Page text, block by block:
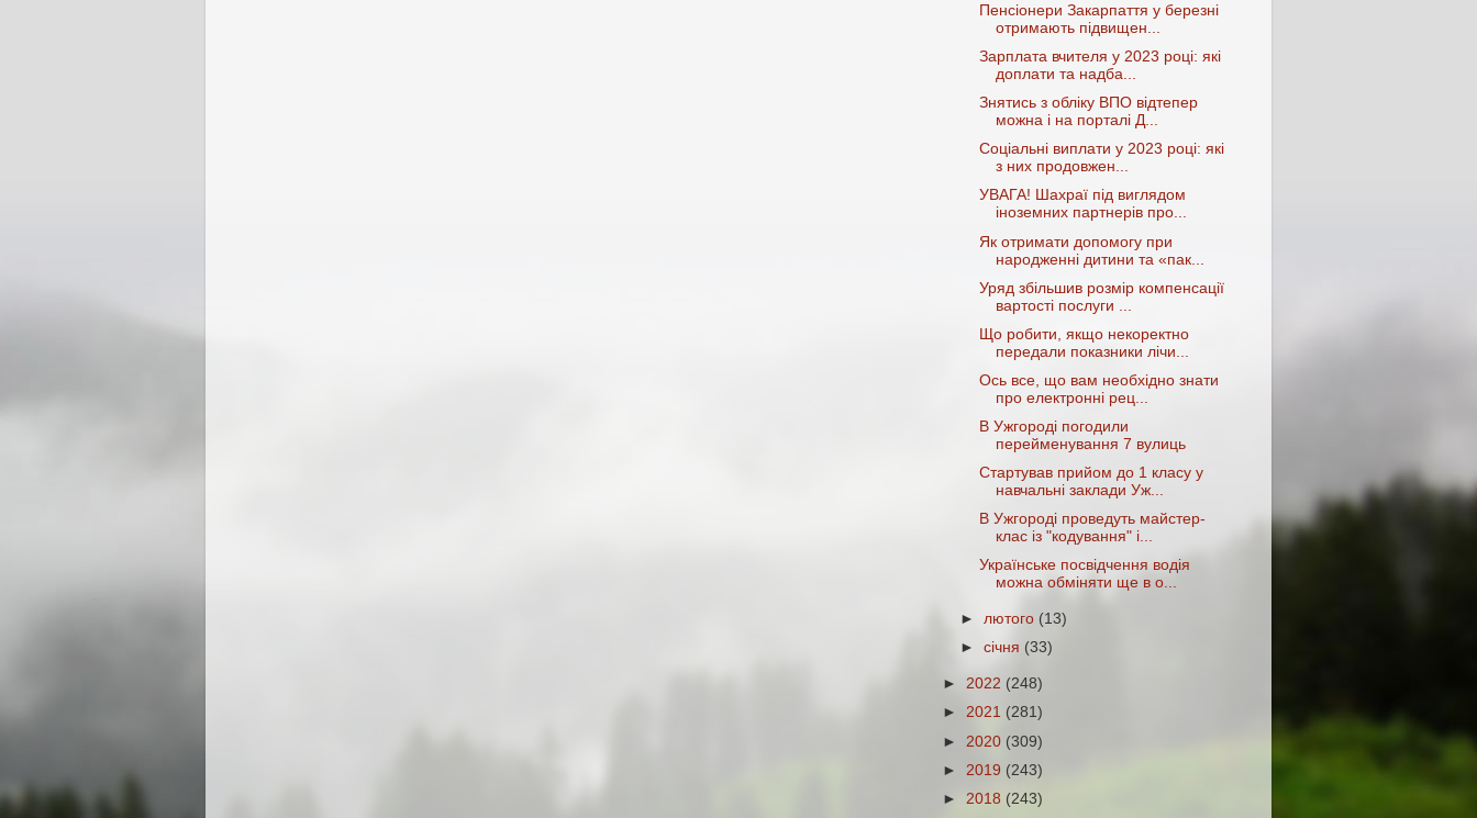
Пенсіонери Закарпаття у березні
отримають підвищен...
Зарплата вчителя у 2023 році: які
доплати та надба...
Знятись з обліку ВПО відтепер
можна і на порталі Д...
Соціальні виплати у 2023 році: які
з них продовжен...
УВАГА! Шахраї під виглядом
іноземних партнерів про...
Як отримати допомогу при
народженні дитини та «пак...
Уряд збільшив розмір компенсації
вартості послуги ...
Що робити, якщо некоректно
передали показники лічи...
Ось все, що вам необхідно знати
про електронні рец...
В Ужгороді погодили
перейменування 7 вулиць
Стартував прийом до 1 класу у
навчальні заклади Уж...
В Ужгороді проведуть майстер-
клас із "кодування" і...
Українське посвідчення водія
можна обміняти ще в о...
►лютого (13)
►січня (33)
► 2022 (248)
► 2021 (281)
► 2020 (309)
► 2019 (243)
► 2018 (243)